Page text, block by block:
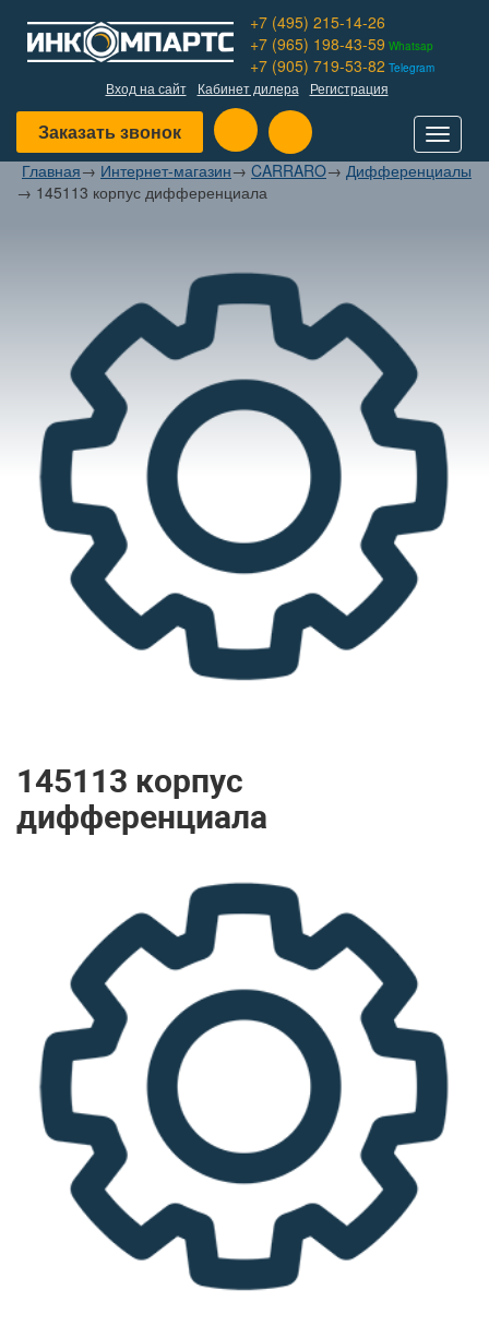
+7 (495) 215-14-26
+7 (965) 198-43-59 Whatsap
+7 (905) 719-53-82 Telegram
Вход на сайт Кабинет дилера Регистрация
Заказать звонок
Toggle
Главная→ Интернет-магазин→ CARRARO→ Дифференциалы
→ 145113 корпус дифференциала
145113 корпус
дифференциала